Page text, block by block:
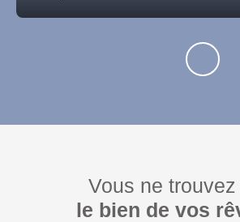
Vous ne
le bien de vos